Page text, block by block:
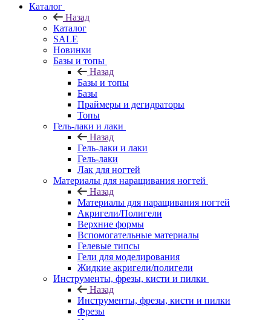
Каталог
Назад
Каталог
SALE
Новинки
Базы и топы
Назад
Базы и топы
Базы
Праймеры и дегидраторы
Топы
Гель-лаки и лаки
Назад
Гель-лаки и лаки
Гель-лаки
Лак для ногтей
Материалы для наращивания ногтей
Назад
Материалы для наращивания ногтей
Акригели/Полигели
Верхние формы
Вспомогательные материалы
Гелевые типсы
Гели для моделирования
Жидкие акригели/полигели
Инструменты, фрезы, кисти и пилки
Назад
Инструменты, фрезы, кисти и пилки
Фрезы